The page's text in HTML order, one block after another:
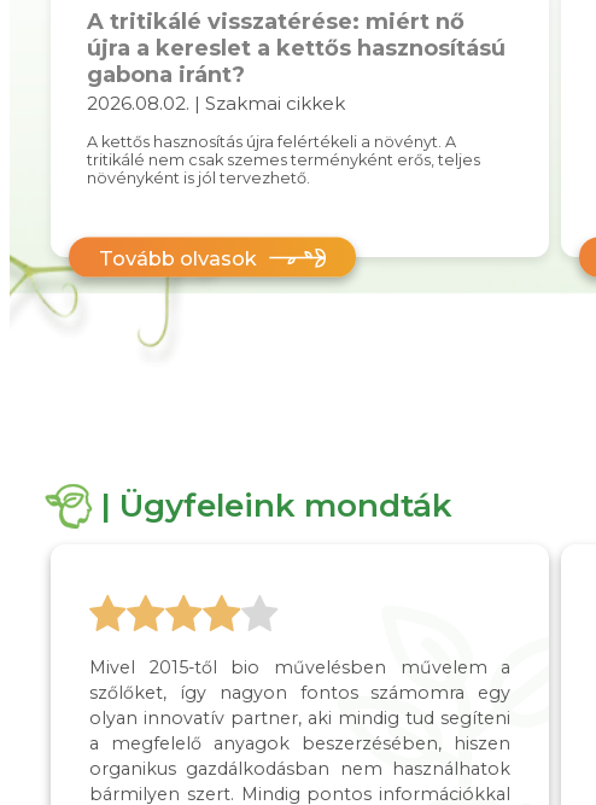
A tritikálé visszatérése: miért nő
újra a kereslet a kettős hasznosítású
gabona iránt?
2026.08.02. | Szakmai cikkek
A kettős hasznosítás újra felértékeli a növényt. A
tritikálé nem csak szemes terményként erős, teljes
növényként is jól tervezhető.
Tovább olvasok
| Ügyfeleink mondták
Mivel 2015-től bio művelésben művelem a
szőlőket, így nagyon fontos számomra egy
olyan innovatív partner, aki mindig tud segíteni
a megfelelő anyagok beszerzésében, hiszen
organikus gazdálkodásban nem használhatok
bármilyen szert. Mindig pontos információkkal